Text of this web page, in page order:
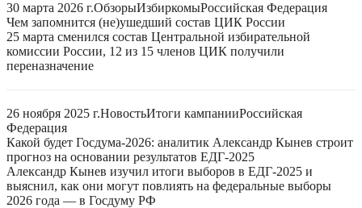
30 марта 2026 г.ОбзорыИзбиркомыРоссийская Федерация
Чем запомнится (не)ушедший состав ЦИК России
25 марта сменился состав Центральной избирательной
комиссии России, 12 из 15 членов ЦИК получили
переназначение
26 ноября 2025 г.НовостьИтоги кампанииРоссийская
Федерация
Какой будет Госдума-2026: аналитик Александр Кынев строит
прогноз на основании результатов ЕДГ-2025
Александр Кынев изучил итоги выборов в ЕДГ-2025 и
выяснил, как они могут повлиять на федеральные выборы
2026 года — в Госдуму РФ